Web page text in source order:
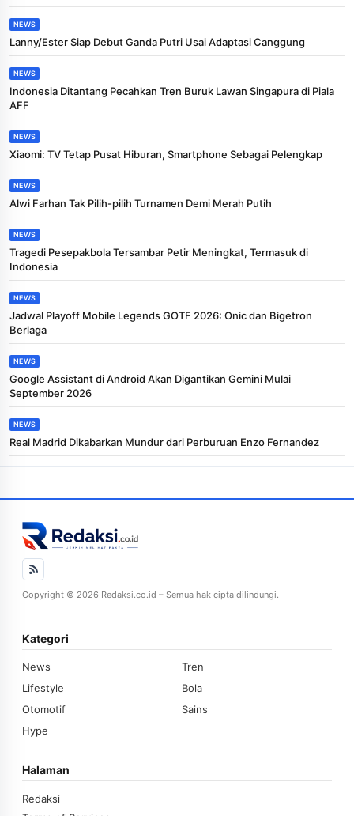
NEWS
Lanny/Ester Siap Debut Ganda Putri Usai Adaptasi Canggung
NEWS
Indonesia Ditantang Pecahkan Tren Buruk Lawan Singapura di Piala
AFF
NEWS
Xiaomi: TV Tetap Pusat Hiburan, Smartphone Sebagai Pelengkap
NEWS
Alwi Farhan Tak Pilih-pilih Turnamen Demi Merah Putih
NEWS
Tragedi Pesepakbola Tersambar Petir Meningkat, Termasuk di
Indonesia
NEWS
Jadwal Playoff Mobile Legends GOTF 2026: Onic dan Bigetron
Berlaga
NEWS
Google Assistant di Android Akan Digantikan Gemini Mulai
September 2026
NEWS
Real Madrid Dikabarkan Mundur dari Perburuan Enzo Fernandez
Copyright © 2026 Redaksi.co.id – Semua hak cipta dilindungi.
Kategori
News
Tren
Lifestyle
Bola
Otomotif
Sains
Hype
Halaman
Redaksi